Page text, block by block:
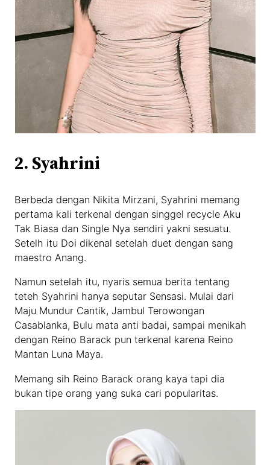
2. Syahrini
Berbeda dengan Nikita Mirzani, Syahrini memang
pertama kali terkenal dengan singgel recycle Aku
Tak Biasa dan Single Nya sendiri yakni sesuatu.
Setelh itu Doi dikenal setelah duet dengan sang
maestro Anang.
Namun setelah itu, nyaris semua berita tentang
teteh Syahrini hanya seputar Sensasi. Mulai dari
Maju Mundur Cantik, Jambul Terowongan
Casablanka, Bulu mata anti badai, sampai menikah
dengan Reino Barack pun terkenal karena Reino
Mantan Luna Maya.
Memang sih Reino Barack orang kaya tapi dia
bukan tipe orang yang suka cari popularitas.